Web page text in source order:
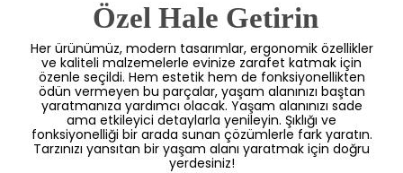
Özel Hale Getirin
Her ürünümüz, modern tasarımlar, ergonomik özellikler
ve kaliteli malzemelerle evinize zarafet katmak için
özenle seçildi. Hem estetik hem de fonksiyonellikten
ödün vermeyen bu parçalar, yaşam alanınızı baştan
yaratmanıza yardımcı olacak. Yaşam alanınızı sade
ama etkileyici detaylarla yenileyin. Şıklığı ve
fonksiyonelliği bir arada sunan çözümlerle fark yaratın.
Tarzınızı yansıtan bir yaşam alanı yaratmak için doğru
yerdesiniz!